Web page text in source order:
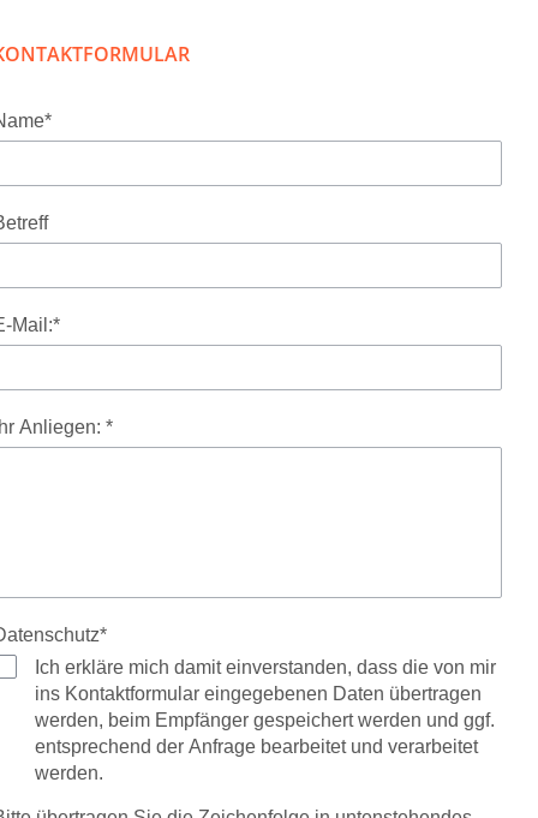
Mail:*
Anliegen: *
Ich erkläre mich damit einverstanden, dass die von mir
ins Kontaktformular eingegebenen Daten übertragen
werden, beim Empfänger gespeichert werden und ggf.
entsprechend der Anfrage bearbeitet und verarbeitet
werden.